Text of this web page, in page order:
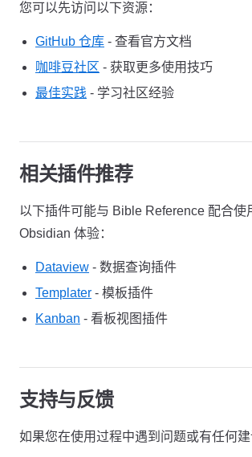
您可以先访问以下资源：
GitHub 仓库 - 查看官方文档
咖啡豆社区 - 获取更多使用技巧
最佳实践 - 学习社区经验
相关插件推荐
以下插件可能与 Bible Reference 配合使
Obsidian 体验：
Dataview - 数据查询插件
Templater - 模板插件
Kanban - 看板视图插件
支持与反馈
如果您在使用过程中遇到问题或有任何建